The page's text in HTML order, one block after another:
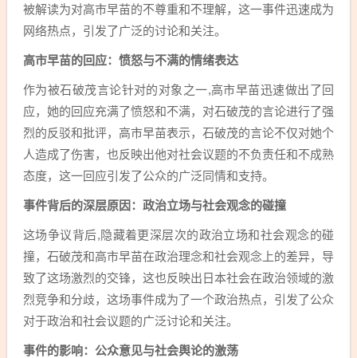
被解读为对高市早苗的不尊重和不理解，这一事件迅速成为
网络热点，引发了广泛的讨论和关注。
高市早苗的回应：愤怒与不满的情绪表达
作为被石破茂言论针对的对象之一,高市早苗迅速做出了回
应，她的回应充满了愤怒和不满，对石破茂的言论进行了强
烈的反驳和批评，高市早苗表示，石破茂的言论不仅对她个
人造成了伤害，也反映出他对社会议题的不负责任和不成熟
态度，这一回应引发了公众的广泛同情和支持。
事件背后的深层原因：政治立场与社会观念的碰撞
这场争议背后,隐藏着更深层次的政治立场和社会观念的碰
撞，石破茂和高市早苗在政治理念和社会观念上的差异，导
致了这场激烈的交锋，这也反映出日本社会在政治领域的激
烈竞争和分歧，这场事件成为了一个政治热点，引发了公众
对于政治和社会议题的广泛讨论和关注。
事件的影响：公众意见与社会舆论的激荡